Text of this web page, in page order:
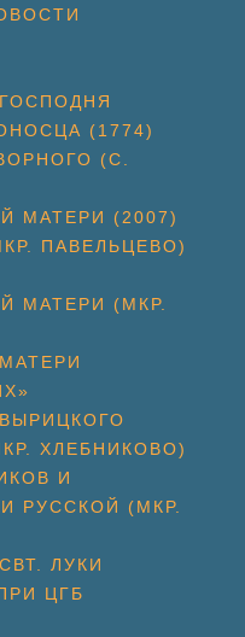
(1774)
(С.
МАТЕРИ (2007)
ПАВЕЛЬЦЕВО)
МАТЕРИ (МКР.
ХЛЕБНИКОВО)
И
РУССКОЙ (МКР.
ЛУКИ
ЦГБ